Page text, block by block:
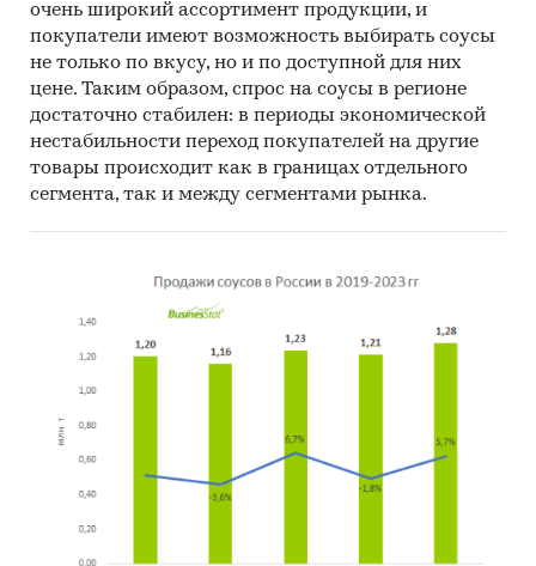
очень широкий ассортимент продукции, и
покупатели имеют возможность выбирать соусы
не только по вкусу, но и по доступной для них
цене. Таким образом, спрос на соусы в регионе
достаточно стабилен: в периоды экономической
нестабильности переход покупателей на другие
товары происходит как в границах отдельного
сегмента, так и между сегментами рынка.